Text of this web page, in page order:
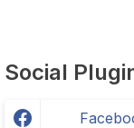
Social